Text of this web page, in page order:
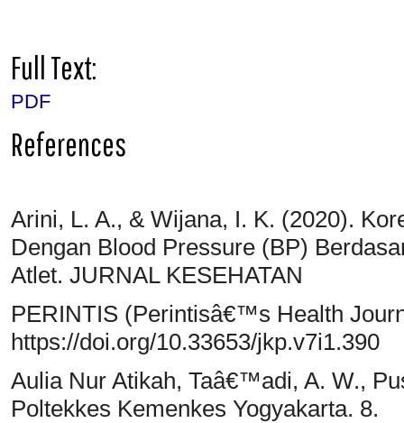
Full Text:
PDF
References
Arini, L. A., & Wijana, I. K. (2020).
Dengan Blood Pressure (BP)
Atlet. JURNAL KESEHATAN
PERINTIS (Perintisâ€™s Health
https://doi.org/10.33653/jkp.v7i1.390
Aulia Nur Atikah, Taâ€™adi, A. W.,
Poltekkes Kemenkes Yogyakarta. 8.